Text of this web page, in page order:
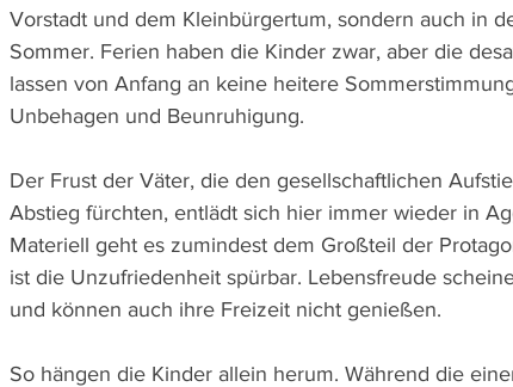
Vorstadt und dem Kleinbürgertum, sondern auch in
Sommer. Ferien haben die Kinder zwar, aber die
lassen von Anfang an keine heitere
Unbehagen und Beunruhigung.
Der Frust der Väter, die den gesellschaftlichen
Abstieg fürchten, entlädt sich hier immer wieder in
Materiell geht es zumindest dem Großteil der
ist die Unzufriedenheit spürbar. Lebensfreude
und können auch ihre Freizeit nicht genießen.
So hängen die Kinder allein herum. Während die